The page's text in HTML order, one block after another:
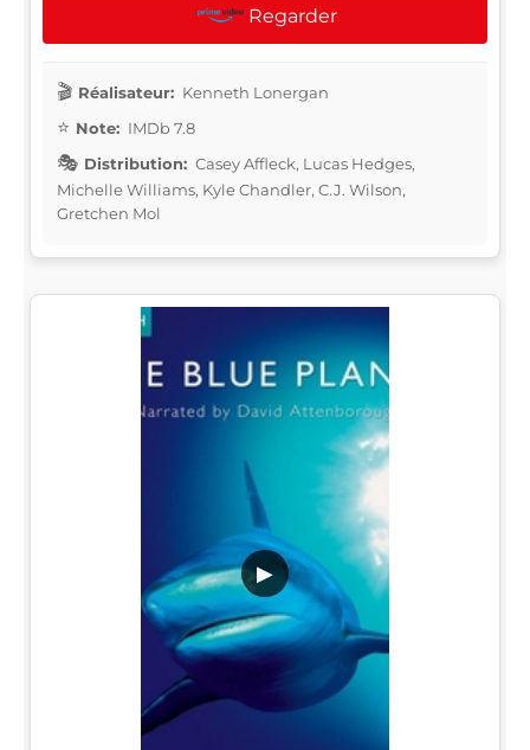
Regarder
Réalisateur: Kenneth Lonergan
Note: IMDb 7.8
Distribution: Casey Affleck, Lucas Hedges,
Michelle Williams, Kyle Chandler, C.J. Wilson,
Gretchen Mol
▶